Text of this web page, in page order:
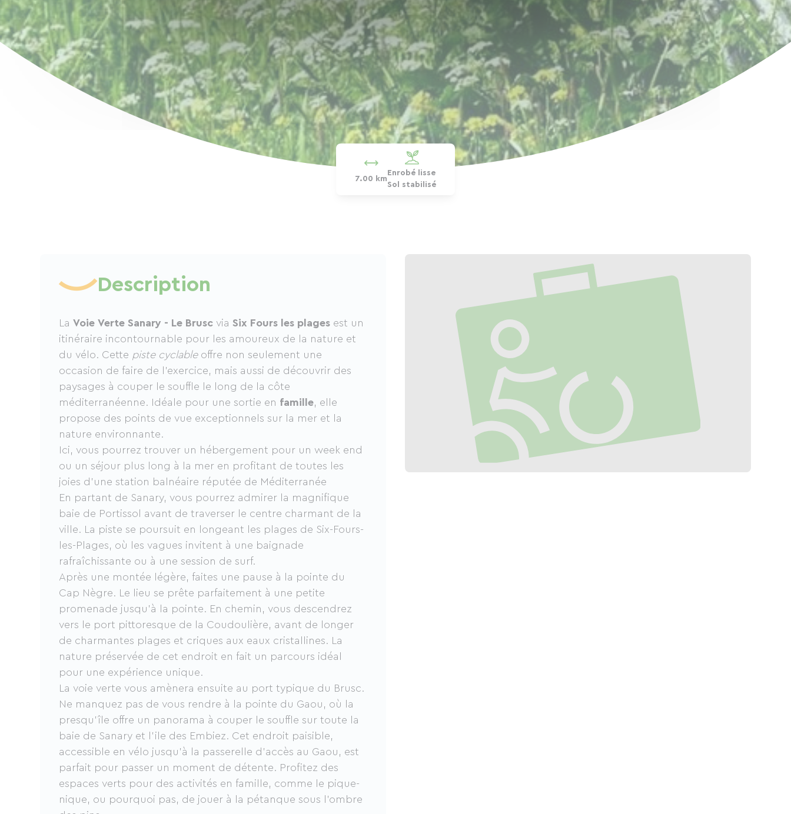
7.00 km
Enrobé lisse
Sol stabilisé
Description
La Voie Verte Sanary - Le Brusc via Six Fours les plages est un
itinéraire incontournable pour les amoureux de la nature et
du vélo. Cette piste cyclableoffre non seulement une
occasion de faire de l'exercice, mais aussi de découvrir des
paysages à couper le souffle le long de la côte
méditerranéenne. Idéale pour une sortie en famille , elle
propose des points de vue exceptionnels sur la mer et la
nature environnante.
Ici, vous pourrez trouver un hébergement pour un week end
ou un séjour plus long à la mer en profitant de toutes les
joies d'une station balnéaire réputée de Méditerranée
En partant de Sanary, vous pourrez admirer la magnifique
baie de Portissol avant de traverser le centre charmant de la
ville. La piste se poursuit en longeant les plages de Six-Fours-
les-Plages, où les vagues invitent à une baignade
rafraîchissante ou à une session de surf.
Après une montée légère, faites une pause à la pointe du
Cap Nègre. Le lieu se prête parfaitement à une petite
promenade jusqu'à la pointe. En chemin, vous descendrez
vers le port pittoresque de la Coudoulière, avant de longer
de charmantes plages et criques aux eaux cristallines. La
nature préservée de cet endroit en fait un parcours idéal
pour une expérience unique.
La voie verte vous amènera ensuite au port typique du Brusc.
Ne manquez pas de vous rendre à la pointe du Gaou, où la
presqu'île offre un panorama à couper le souffle sur toute la
baie de Sanary et l'ile des Embiez. Cet endroit paisible,
accessible en vélo jusqu'à la passerelle d'accès au Gaou, est
parfait pour passer un moment de détente. Profitez des
espaces verts pour des activités en famille, comme le pique-
nique, ou pourquoi pas, de jouer à la pétanque sous l'ombre